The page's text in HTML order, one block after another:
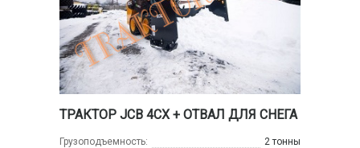
ТРАКТОР JCB 4CX + ОТВАЛ ДЛЯ СНЕГА
Грузоподъемность:
2 тонны